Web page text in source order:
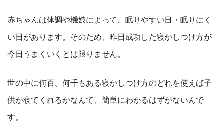
赤ちゃんは体調や機嫌によって、眠りやすい日・眠りにく
い日があります。そのため、昨日成功した寝かしつけ方が
今日うまくいくとは限りません。
世の中に何百、何千もある寝かしつけ方のどれを使えば子
供が寝てくれるかなんて、簡単にわかるはずがないんで
す。